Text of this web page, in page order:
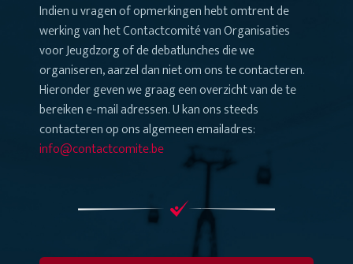
Indien u vragen of opmerkingen hebt omtrent de
werking van het Contactcomité van Organisaties
voor Jeugdzorg of de debatlunches die we
organiseren, aarzel dan niet om ons te contacteren.
Hieronder geven we graag een overzicht van de te
bereiken e-mail adressen. U kan ons steeds
contacteren op ons algemeen emailadres:
info@contactcomite.be